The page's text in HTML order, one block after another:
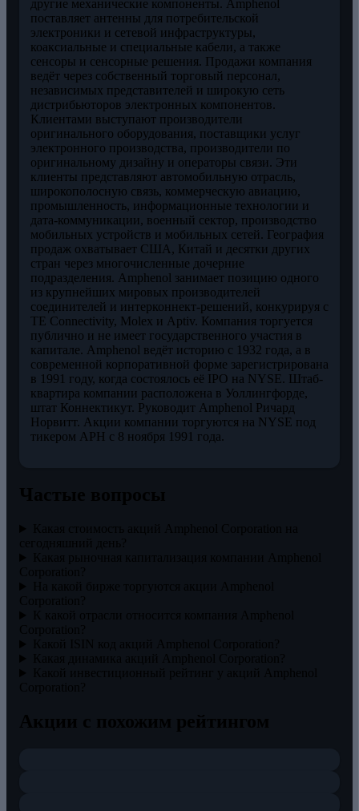
другие механические компоненты. Amphenol
поставляет антенны для потребительской
электроники и сетевой инфраструктуры,
коаксиальные и специальные кабели, а также
сенсоры и сенсорные решения. Продажи компания
ведёт через собственный торговый персонал,
независимых представителей и широкую сеть
дистрибьюторов электронных компонентов.
Клиентами выступают производители
оригинального оборудования, поставщики услуг
электронного производства, производители по
оригинальному дизайну и операторы связи. Эти
клиенты представляют автомобильную отрасль,
широкополосную связь, коммерческую авиацию,
промышленность, информационные технологии и
дата-коммуникации, военный сектор, производство
мобильных устройств и мобильных сетей. География
продаж охватывает США, Китай и десятки других
стран через многочисленные дочерние
подразделения. Amphenol занимает позицию одного
из крупнейших мировых производителей
соединителей и интерконнект-решений, конкурируя с
TE Connectivity, Molex и Aptiv. Компания торгуется
публично и не имеет государственного участия в
капитале. Amphenol ведёт историю с 1932 года, а в
современной корпоративной форме зарегистрирована
в 1991 году, когда состоялось её IPO на NYSE. Штаб-
квартира компании расположена в Уоллингфорде,
штат Коннектикут. Руководит Amphenol Ричард
Норвитт. Акции компании торгуются на NYSE под
тикером APH с 8 ноября 1991 года.